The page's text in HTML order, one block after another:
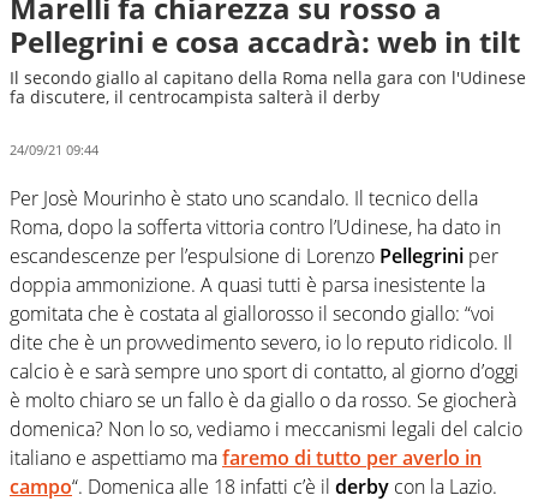
Pellegrini e cosa accadrà: web in tilt
Il secondo giallo al capitano della Roma nella gara con l'Udinese
fa discutere, il centrocampista salterà il derby
24/09/21 09:44
Per Josè Mourinho è stato uno scandalo. Il tecnico della
Roma, dopo la sofferta vittoria contro l’Udinese, ha dato in
escandescenze per l’espulsione di Lorenzo Pellegrini per
doppia ammonizione. A quasi tutti è parsa inesistente la
gomitata che è costata al giallorosso il secondo giallo: “voi
dite che è un provvedimento severo, io lo reputo ridicolo. Il
calcio è e sarà sempre uno sport di contatto, al giorno d’oggi
è molto chiaro se un fallo è da giallo o da rosso. Se giocherà
domenica? Non lo so, vediamo i meccanismi legali del calcio
italiano e aspettiamo mafaremo di tutto per averlo in
campo“. Domenica alle 18 infatti c’è il derby con la Lazio.